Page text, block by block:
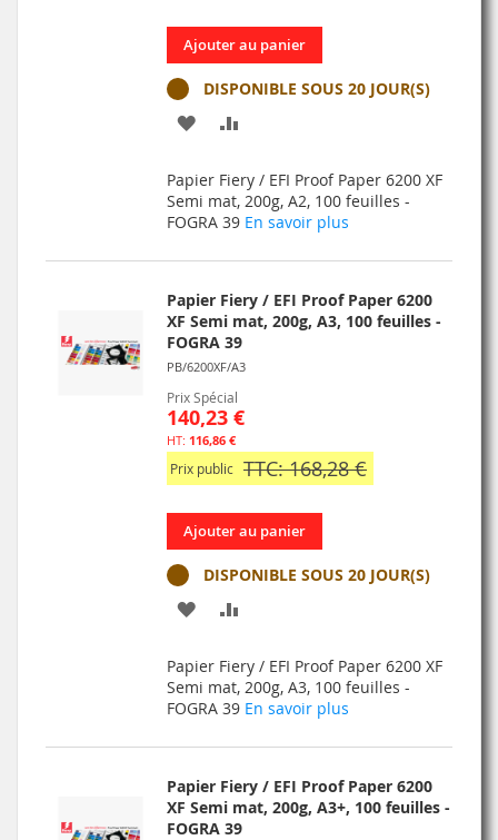
Ajouter au panier
DISPONIBLE SOUS 20 JOUR(S)
AJOUTER
MA
COMPARATEUR
Papier Fiery / EFI Proof Paper 6200 XF
Semi mat, 200g, A2, 100 feuilles -
FOGRA 39 En savoir plus
Papier Fiery / EFI Proof Paper 6200
XF Semi mat, 200g, A3, 100 feuilles -
FOGRA 39
PB/6200XF/A3
Prix Spécial
140,23 €
116,86 €
Prix public TTC: 168,28 €
Ajouter au panier
DISPONIBLE SOUS 20 JOUR(S)
AJOUTER
MA
COMPARATEUR
Papier Fiery / EFI Proof Paper 6200 XF
Semi mat, 200g, A3, 100 feuilles -
FOGRA 39 En savoir plus
Papier Fiery / EFI Proof Paper 6200
XF Semi mat, 200g, A3+, 100 feuilles -
FOGRA 39